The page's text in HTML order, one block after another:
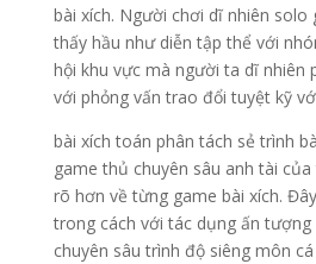
bài xích. Người chơi dĩ nhiên solo
thấy hầu như diễn tập thể với
hội khu vực mà người ta dĩ nhiên
với phỏng vấn trao đổi tuyệt kỹ
bài xích toán phân tách sẻ trình
game thủ chuyên sâu anh tài
rõ hơn về từng game bài xích.
trong cách với tác dụng ấn
chuyên sâu trình độ siêng môn